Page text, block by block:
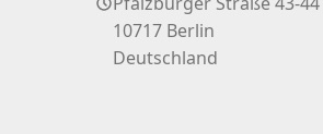
10717 Berlin
Deutschland